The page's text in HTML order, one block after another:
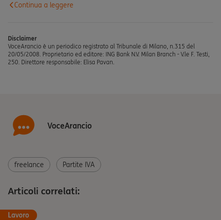
Continua a leggere
Disclaimer
VoceArancio è un periodico registrato al Tribunale di Milano, n.315 del
20/05/2008. Proprietario ed editore: ING Bank N.V. Milan Branch - V.le F. Testi,
250. Direttore responsabile: Elisa Pavan.
VoceArancio
freelance Partite IVA
Articoli correlati:
Lavoro